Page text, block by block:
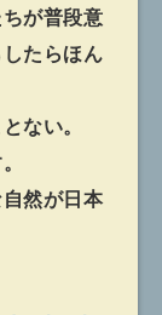
が普段意
たらほん
ない。
然が日本